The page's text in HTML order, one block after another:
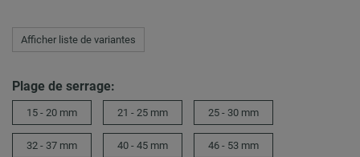
Afficher liste de variantes
Plage de serrage:
15 - 20 mm 21 - 25 mm 25 - 30 mm
32 - 37 mm 40 - 45 mm 46 - 53 mm